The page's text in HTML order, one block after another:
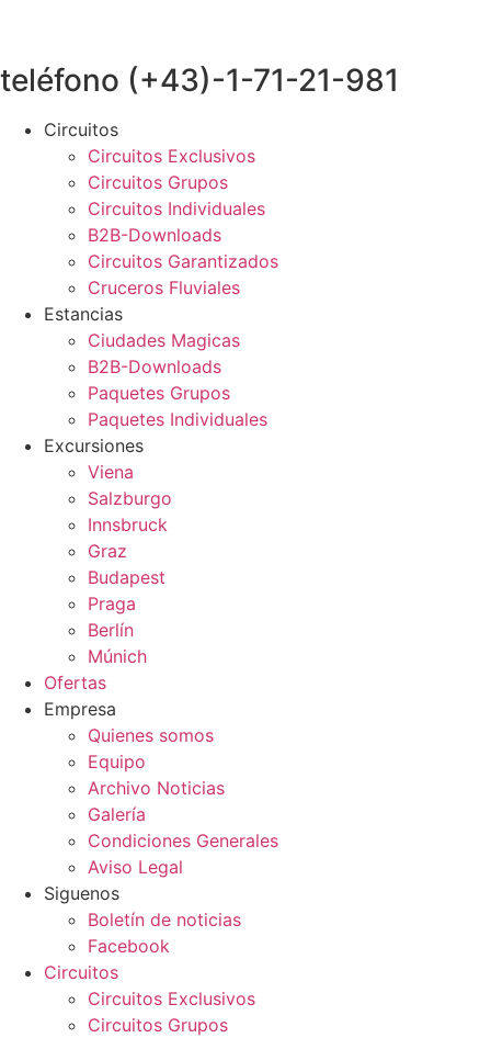
teléfono (+43)-1-71-21-981
Circuitos
Circuitos Exclusivos
Circuitos Grupos
Circuitos Individuales
B2B-Downloads
Circuitos Garantizados
Cruceros Fluviales
Estancias
Ciudades Magicas
B2B-Downloads
Paquetes Grupos
Paquetes Individuales
Excursiones
Viena
Salzburgo
Innsbruck
Graz
Budapest
Praga
Berlín
Múnich
Ofertas
Empresa
Quienes somos
Equipo
Archivo Noticias
Galería
Condiciones Generales
Aviso Legal
Siguenos
Boletín de noticias
Facebook
Circuitos
Circuitos Exclusivos
Circuitos Grupos